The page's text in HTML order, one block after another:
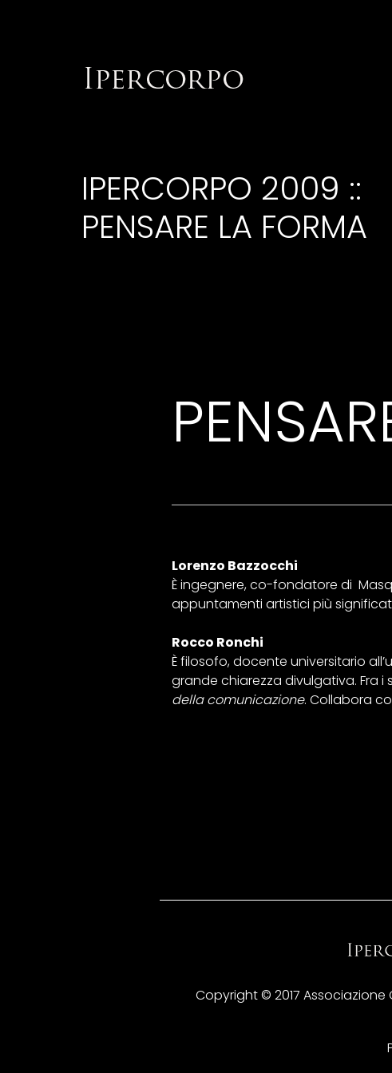
IPERCORPO 2009 ::
PENSARE LA FORMA
Lorenzo Bazzocchi
È ingegnere, co-fondatore di
appuntamenti artistici più
Rocco Ronchi
È filosofo, docente universitario
grande chiarezza divulgativa. Fra i
della comunicazione. Collabora
Copyright © 2017 Associazione